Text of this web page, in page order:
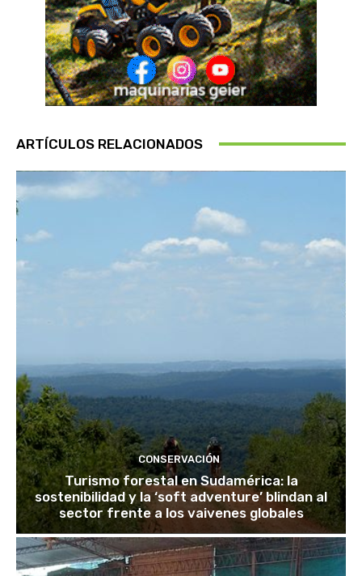
ARTÍCULOS RELACIONADOS
CONSERVACIÓN
Turismo forestal en Sudamérica: la
sostenibilidad y la ‘soft adventure’ blindan al
sector frente a los vaivenes globales